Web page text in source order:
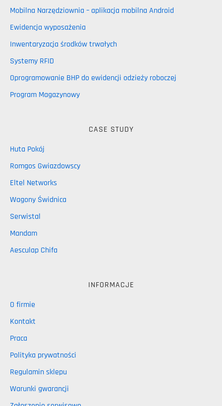
Mobilna Narzędziownia – aplikacja mobilna Android
Ewidencja wyposażenia
Inwentaryzacja środków trwałych
Systemy RFID
Oprogramowanie BHP do ewidencji odzieży roboczej
Program Magazynowy
CASE STUDY
Huta Pokój
Romgos Gwiazdowscy
Eltel Networks
Wagony Świdnica
Serwistal
Mandam
Aesculap Chifa
INFORMACJE
O firmie
Kontakt
Praca
Polityka prywatności
Regulamin sklepu
Warunki gwarancji